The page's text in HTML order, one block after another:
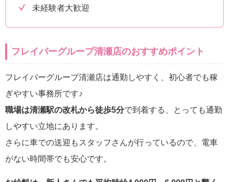
未経験者大歓迎
フレイバーグループ清瀬店のおすすめポイント
フレイバーグループ清瀬店は通勤しやすく、初心者でも稼
ぎやすい事務所です♪
職場は清瀬駅の改札から徒歩5分で到着する、とっても通勤
しやすい立地にあります。
さらに車での送迎もスタッフさんが行っているので、電車
がない時間帯でも安心です。